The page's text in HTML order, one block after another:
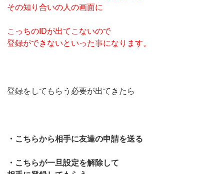
その知り合いの人の画面に
こっちのIDが出てこないので
登録ができないといった事になります。
登録をしてもらう必要が出てきたら
・こちらから相手に友達の申請を送る
・こちらが一旦設定を解除して